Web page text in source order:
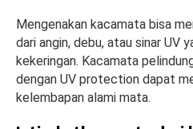
Mengenakan kacamata bisa
dari angin, debu, atau sinar UV
kekeringan. Kacamata
dengan UV protection dapat
kelembapan alami mata.